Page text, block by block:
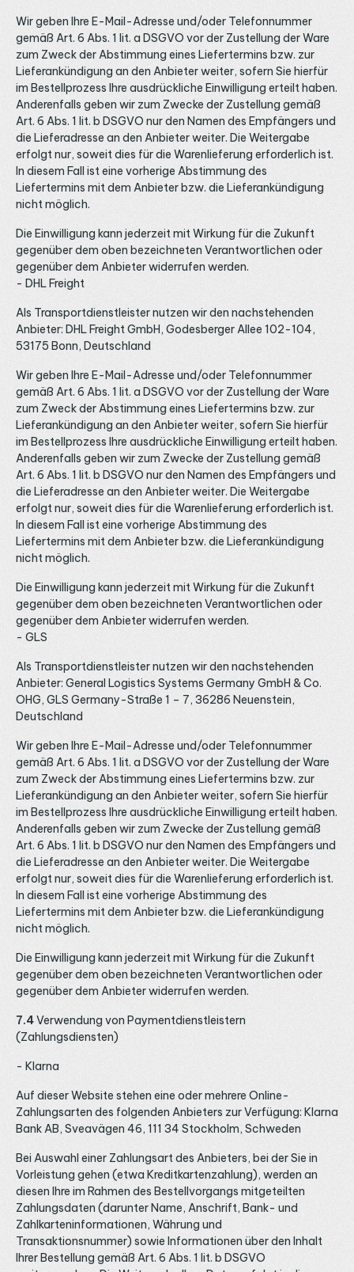
Wir geben Ihre E-Mail-Adresse und/oder Telefonnummer
gemäß Art. 6 Abs. 1 lit. a DSGVO vor der Zustellung der Ware
zum Zweck der Abstimmung eines Liefertermins bzw. zur
Lieferankündigung an den Anbieter weiter, sofern Sie hierfür
im Bestellprozess Ihre ausdrückliche Einwilligung erteilt haben.
Anderenfalls geben wir zum Zwecke der Zustellung gemäß
Art. 6 Abs. 1 lit. b DSGVO nur den Namen des Empfängers und
die Lieferadresse an den Anbieter weiter. Die Weitergabe
erfolgt nur, soweit dies für die Warenlieferung erforderlich ist.
In diesem Fall ist eine vorherige Abstimmung des
Liefertermins mit dem Anbieter bzw. die Lieferankündigung
nicht möglich.
Die Einwilligung kann jederzeit mit Wirkung für die Zukunft
gegenüber dem oben bezeichneten Verantwortlichen oder
gegenüber dem Anbieter widerrufen werden.
- DHL Freight
Als Transportdienstleister nutzen wir den nachstehenden
Anbieter: DHL Freight GmbH, Godesberger Allee 102-104,
53175 Bonn, Deutschland
Wir geben Ihre E-Mail-Adresse und/oder Telefonnummer
gemäß Art. 6 Abs. 1 lit. a DSGVO vor der Zustellung der Ware
zum Zweck der Abstimmung eines Liefertermins bzw. zur
Lieferankündigung an den Anbieter weiter, sofern Sie hierfür
im Bestellprozess Ihre ausdrückliche Einwilligung erteilt haben.
Anderenfalls geben wir zum Zwecke der Zustellung gemäß
Art. 6 Abs. 1 lit. b DSGVO nur den Namen des Empfängers und
die Lieferadresse an den Anbieter weiter. Die Weitergabe
erfolgt nur, soweit dies für die Warenlieferung erforderlich ist.
In diesem Fall ist eine vorherige Abstimmung des
Liefertermins mit dem Anbieter bzw. die Lieferankündigung
nicht möglich.
Die Einwilligung kann jederzeit mit Wirkung für die Zukunft
gegenüber dem oben bezeichneten Verantwortlichen oder
gegenüber dem Anbieter widerrufen werden.
- GLS
Als Transportdienstleister nutzen wir den nachstehenden
Anbieter: General Logistics Systems Germany GmbH & Co.
OHG, GLS Germany-Straße 1 – 7, 36286 Neuenstein,
Deutschland
Wir geben Ihre E-Mail-Adresse und/oder Telefonnummer
gemäß Art. 6 Abs. 1 lit. a DSGVO vor der Zustellung der Ware
zum Zweck der Abstimmung eines Liefertermins bzw. zur
Lieferankündigung an den Anbieter weiter, sofern Sie hierfür
im Bestellprozess Ihre ausdrückliche Einwilligung erteilt haben.
Anderenfalls geben wir zum Zwecke der Zustellung gemäß
Art. 6 Abs. 1 lit. b DSGVO nur den Namen des Empfängers und
die Lieferadresse an den Anbieter weiter. Die Weitergabe
erfolgt nur, soweit dies für die Warenlieferung erforderlich ist.
In diesem Fall ist eine vorherige Abstimmung des
Liefertermins mit dem Anbieter bzw. die Lieferankündigung
nicht möglich.
Die Einwilligung kann jederzeit mit Wirkung für die Zukunft
gegenüber dem oben bezeichneten Verantwortlichen oder
gegenüber dem Anbieter widerrufen werden.
7.4Verwendung von Paymentdienstleistern
(Zahlungsdiensten)
- Klarna
Auf dieser Website stehen eine oder mehrere Online-
Zahlungsarten des folgenden Anbieters zur Verfügung: Klarna
Bank AB, Sveavägen 46, 111 34 Stockholm, Schweden
Bei Auswahl einer Zahlungsart des Anbieters, bei der Sie in
Vorleistung gehen (etwa Kreditkartenzahlung), werden an
diesen Ihre im Rahmen des Bestellvorgangs mitgeteilten
Zahlungsdaten (darunter Name, Anschrift, Bank- und
Zahlkarteninformationen, Währung und
Transaktionsnummer) sowie Informationen über den Inhalt
Ihrer Bestellung gemäß Art. 6 Abs. 1 lit. b DSGVO